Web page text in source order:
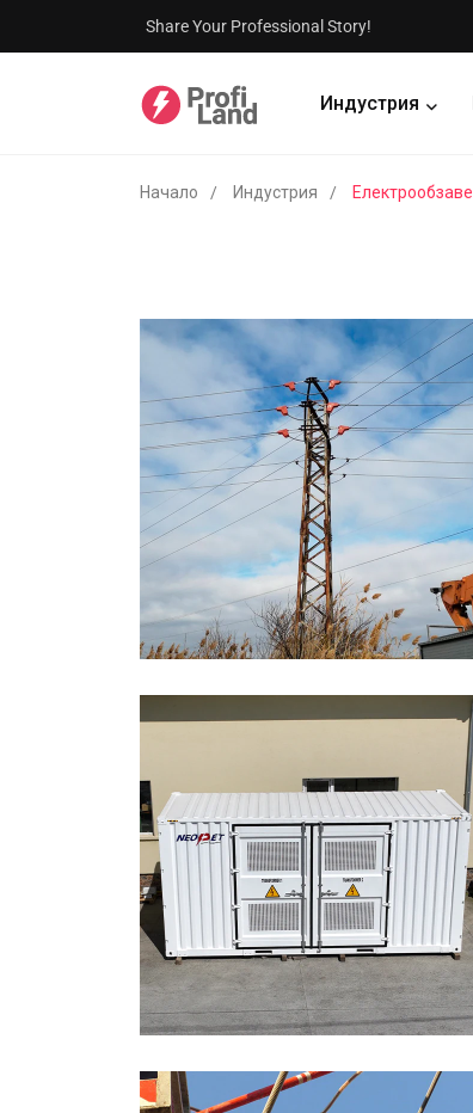
Share Your Professional Story!
Индустрия
Начало Индустрия